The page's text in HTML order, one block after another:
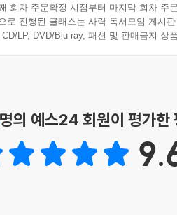
에 재능까지 있는 데다 함께하는 사
이야기를 나눈다. 이 세 아이는 상상
, 마법이라는 기적
때마다 해리의 여정을 생각했다.
여기에 있는 나로 끊임없이 돌아
이 지나면서 해리의 세계를 자신의 세
회차 주문확정 시점부터 마지막 회차 주
로 진행된 클래스는 사락 독서모임 게시
LP, DVD/Blu-ray, 패션 및 판매금지 상
명의 예스24 회원이 평가한